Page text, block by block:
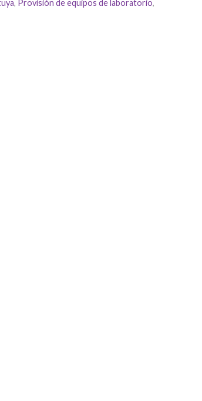
, Provisión de equipos de laboratorio,